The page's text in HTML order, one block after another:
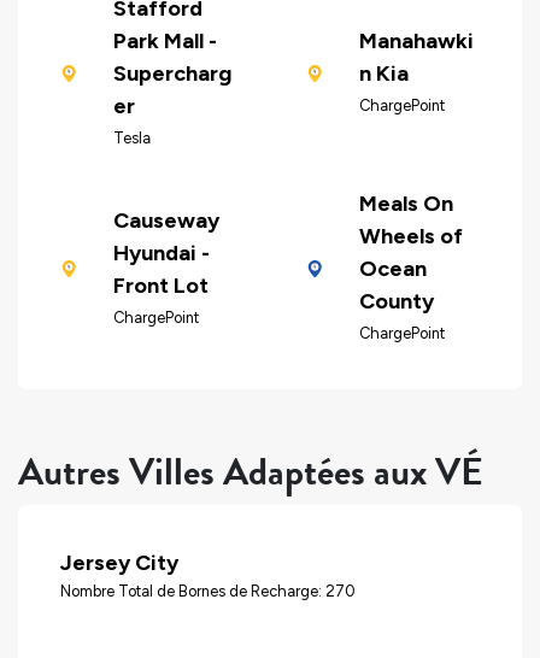
Stafford
Park Mall -
Supercharg
er
Tesla
Manahawki
n Kia
ChargePoint
Causeway
Hyundai -
Front Lot
ChargePoint
Meals On
Wheels of
Ocean
County
ChargePoint
Autres Villes Adaptées aux VÉ
Jersey City
Nombre Total de Bornes de Recharge: 270